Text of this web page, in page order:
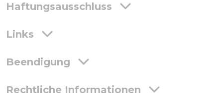
Haftungsausschluss
Links
Beendigung
Rechtliche Informationen